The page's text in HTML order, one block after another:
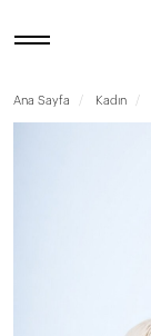
Ana Sayfa Kadın